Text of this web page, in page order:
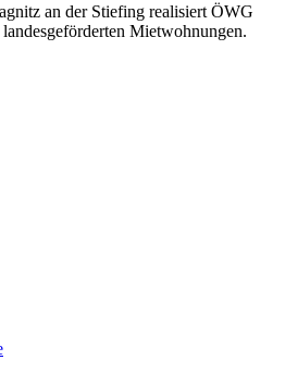
an der Stiefing realisiert ÖWG
Mietwohnungen.